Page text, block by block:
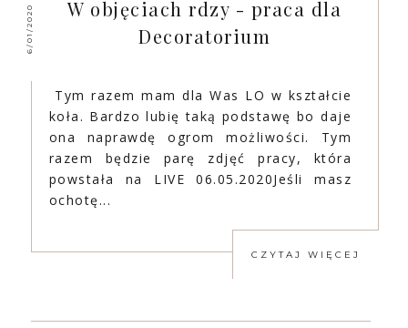
6/01/2020
W objęciach rdzy - praca dla
Decoratorium
Tym razem mam dla Was LO w kształcie
koła. Bardzo lubię taką podstawę bo daje
ona naprawdę ogrom możliwości. Tym
razem będzie parę zdjęć pracy, która
powstała na LIVE 06.05.2020Jeśli masz
ochotę...
CZYTAJ WIĘCEJ